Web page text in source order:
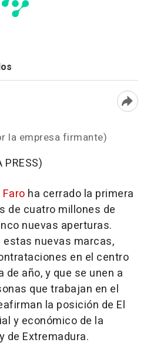
la empresa firmante)
PRESS)
Faro ha cerrado la primera
de cuatro millones de
nuevas aperturas.
estas nuevas marcas,
en el centro
año, y que se unen a
que trabajan en el
la posición de El
y económico de la
de Extremadura.